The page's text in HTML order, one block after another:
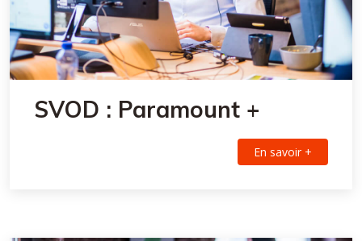
SVOD : Paramount +
En savoir +